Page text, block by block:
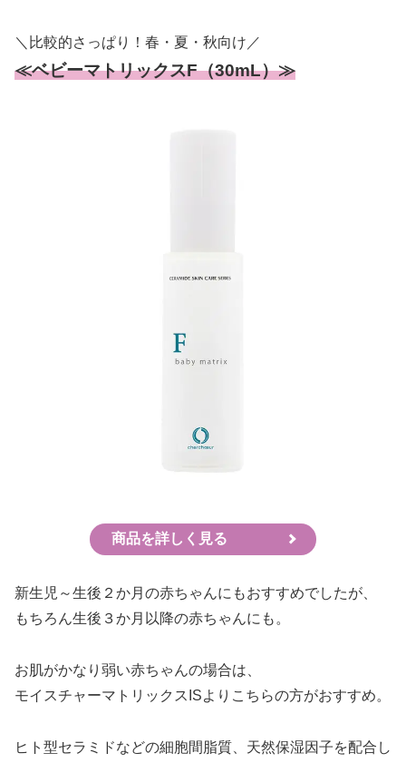
＼比較的さっぱり！春・夏・秋向け／
≪ベビーマトリックスF（30mL）≫
商品を詳しく見る
新生児～生後２か月の赤ちゃんにもおすすめでしたが、
もちろん生後３か月以降の赤ちゃんにも。
お肌がかなり弱い赤ちゃんの場合は、
モイスチャーマトリックスISよりこちらの方がおすすめ。
ヒト型セラミドなどの細胞間脂質、天然保湿因子を配合し